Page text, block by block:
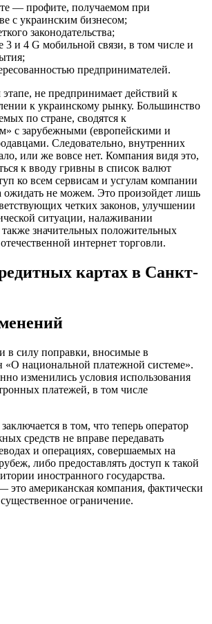
— профите, получаемом при
с украинским бизнесом;
законодательства;
3 и 4 G мобильной связи, в том числе и
предпринимателей.
не предпринимает действий к
к украинскому рынку. Большинство
по стране, сводятся к
с зарубежными (европейскими и
Следовательно, внутренних
или же вовсе нет. Компания видя это,
к вводу гривны в список валют
ко всем сервисам и усгулам компании
ожидать не можем. Это произойдет лишь
четких законов, улучшении
ситуации, налаживании
значительных положительных
интернет торговли.
картах в Санкт-
в силу поправки, вносимые в
«О национальной платежной системе».
изменились условия использования
платежей, в том числе
в том, что теперь оператор
средств не вправе передавать
и операциях, совершаемых на
либо предоставлять доступ к такой
иностранного государства.
это американская компания, фактически
ограничение.